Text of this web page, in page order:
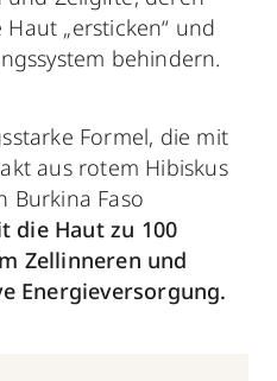
„ersticken“ und
behindern.
Formel, die mit
aus rotem Hibiskus
Burkina Faso
die Haut zu 100
Zellinneren und
Energieversorgung.